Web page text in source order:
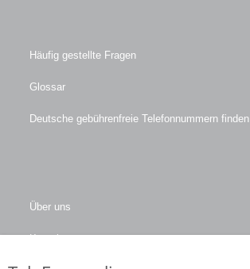
Häufig gestellte Fragen
Glossar
Deutsche gebührenfreie Telefonnummern finden
Über uns
Kontakt